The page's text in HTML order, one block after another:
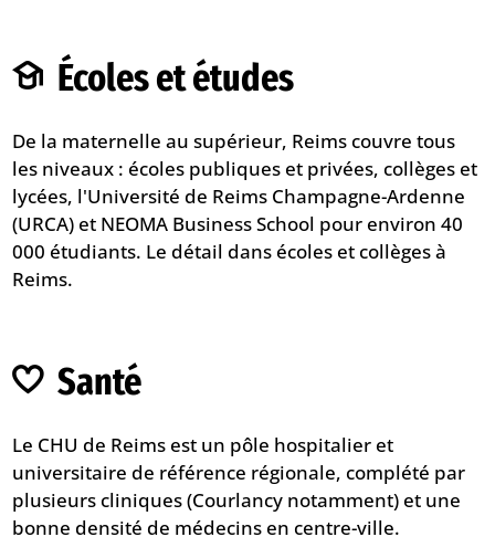
Écoles et études
De la maternelle au supérieur, Reims couvre tous
les niveaux : écoles publiques et privées, collèges et
lycées, l'Université de Reims Champagne-Ardenne
(URCA) et NEOMA Business School pour environ 40
000 étudiants. Le détail dans écoles et collèges à
Reims.
Santé
Le CHU de Reims est un pôle hospitalier et
universitaire de référence régionale, complété par
plusieurs cliniques (Courlancy notamment) et une
bonne densité de médecins en centre-ville.